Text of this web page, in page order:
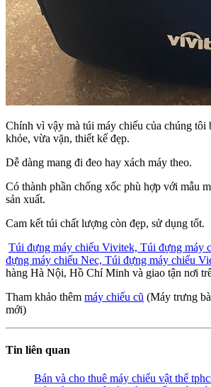
Chính vì vậy mà túi máy chiếu của chúng tôi
khỏe, vừa vặn, thiết kế đẹp.
Dễ dàng mang đi đeo hay xách máy theo.
Có thành phần chống xốc phù hợp với mẫu
sản xuất.
Cam kết túi chất lượng còn đẹp, sử dụng tốt.
Túi đựng máy chiếu Vivitek, Túi đựng máy
đựng máy chiếu Nec, Túi đựng máy chiếu
hàng Hà Nội, Hồ Chí Minh và giao tận nơi
Tham khảo thêm máy chiếu cũ (Máy trưng
mới)
Tin liên quan
Bán và cho thuê máy chiếu vật thể